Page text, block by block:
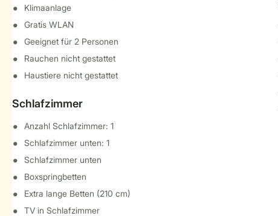
Klimaanlage
Gratis WLAN
Geeignet für 2 Personen
Rauchen nicht gestattet
Haustiere nicht gestattet
Schlafzimmer
Anzahl Schlafzimmer: 1
Schlafzimmer unten: 1
Schlafzimmer unten
Boxspringbetten
Extra lange Betten (210 cm)
TV in Schlafzimmer